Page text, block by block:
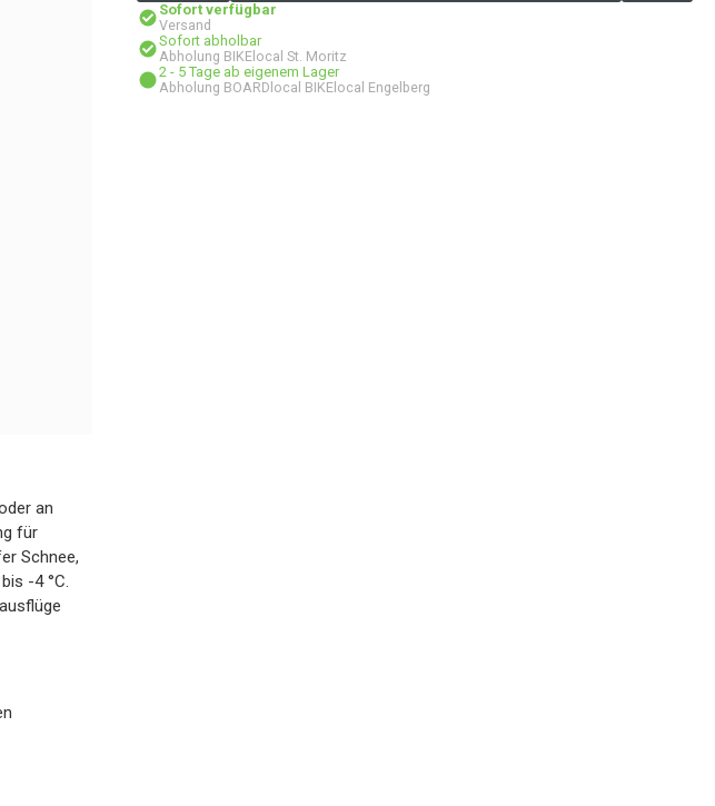
Sofort verfügbar
Versand
Sofort abholbar
Abholung BIKElocal St. Moritz
2 - 5 Tage ab eigenem Lager
Abholung BOARDlocal BIKElocal Engelberg
an
für
Schnee,
-4 °C.